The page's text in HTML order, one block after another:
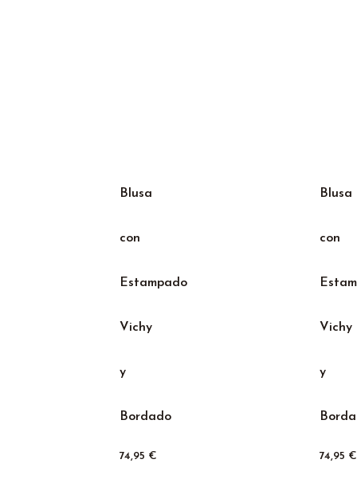
Blusa
con
Estampado
Vichy
y
Bordado
74,95 €
Blusa
con
Vichy
y
74,95 €